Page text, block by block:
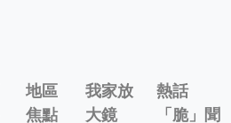
地區
焦點
我家放
大鏡
熱話
「脆」聞